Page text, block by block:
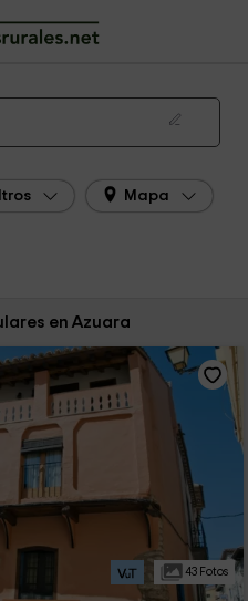
2026
Mapa
en Azuara
43 Fotos